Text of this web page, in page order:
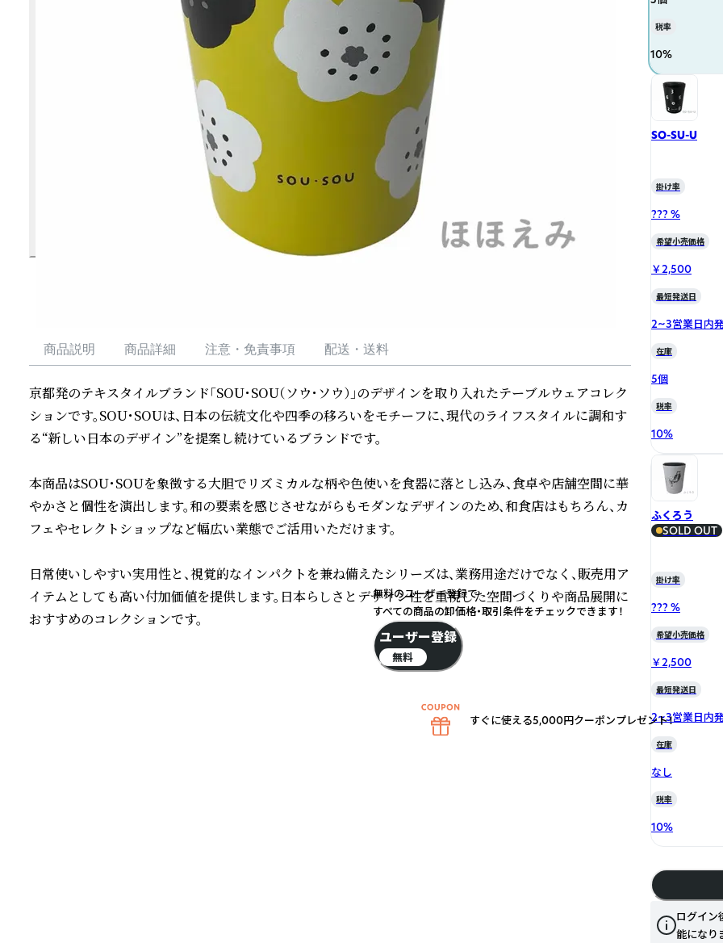
商品説明 商品詳細 注意・免責事項 配送・送料
京都発のテキスタイルブランド「SOU・SOU（ソウ・ソウ）」のデザインを取り入れたテーブルウェアコレク
ションです。SOU・SOUは、日本の伝統文化や四季の移ろいをモチーフに、現代のライフスタイルに調和す
る“新しい日本のデザイン”を提案し続けているブランドです。
本商品はSOU・SOUを象徴する大胆でリズミカルな柄や色使いを食器に落とし込み、食卓や店舗空間に華
やかさと個性を演出します。和の要素を感じさせながらもモダンなデザインのため、和食店はもちろん、カ
フェやセレクトショップなど幅広い業態でご活用いただけます。
日常使いしやすい実用性と、視覚的なインパクトを兼ね備えたシリーズは、業務用途だけでなく、販売用ア
イテムとしても高い付加価値を提供します。日本らしさとデザイン性を重視した空間づくりや商品展開に
おすすめのコレクションです。
税率
10%
SO-SU-U
掛け率
??? %
希望小売価格
￥2,500
最短発送日
2~3営業日内
在庫
5個
税率
10%
ふくろう
SOLD OUT
掛け率
??? %
希望小売価格
￥2,500
最短発送日
2~3営業日内
在庫
なし
税率
10%
ログイン
能になり
無料のユーザー登録で
すべての商品の卸価格・取引条件をチェックできます！
ユーザー登録
無料
すぐに使える5,000円クーポンプレゼント！